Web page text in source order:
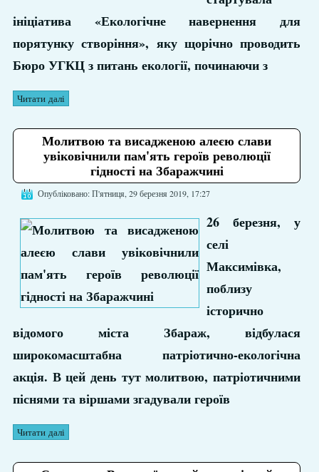
ініціатива «Екологічне навернення для
порятунку створіння», яку щорічно проводить
Бюро УГКЦ з питань екології, починаючи з
Читати далі
Молитвою та висадженою алеєю слави
увіковічнили пам'ять героїв революції
гідності на Збаражчині
Опубліковано: П'ятниця, 29 березня 2019, 17:27
26 березня, у
селі
Максимівка,
поблизу
історично
відомого міста Збараж, відбулася
широкомасштабна патріотично-екологічна
акція. В цей день тут молитвою, патріотичними
піснями та віршами згадували героїв
Читати далі